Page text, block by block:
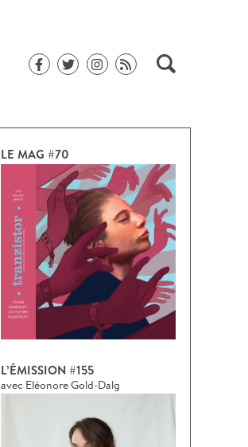
LE MAG #70
L’ÉMISSION #155
avec Eléonore Gold-Dalg